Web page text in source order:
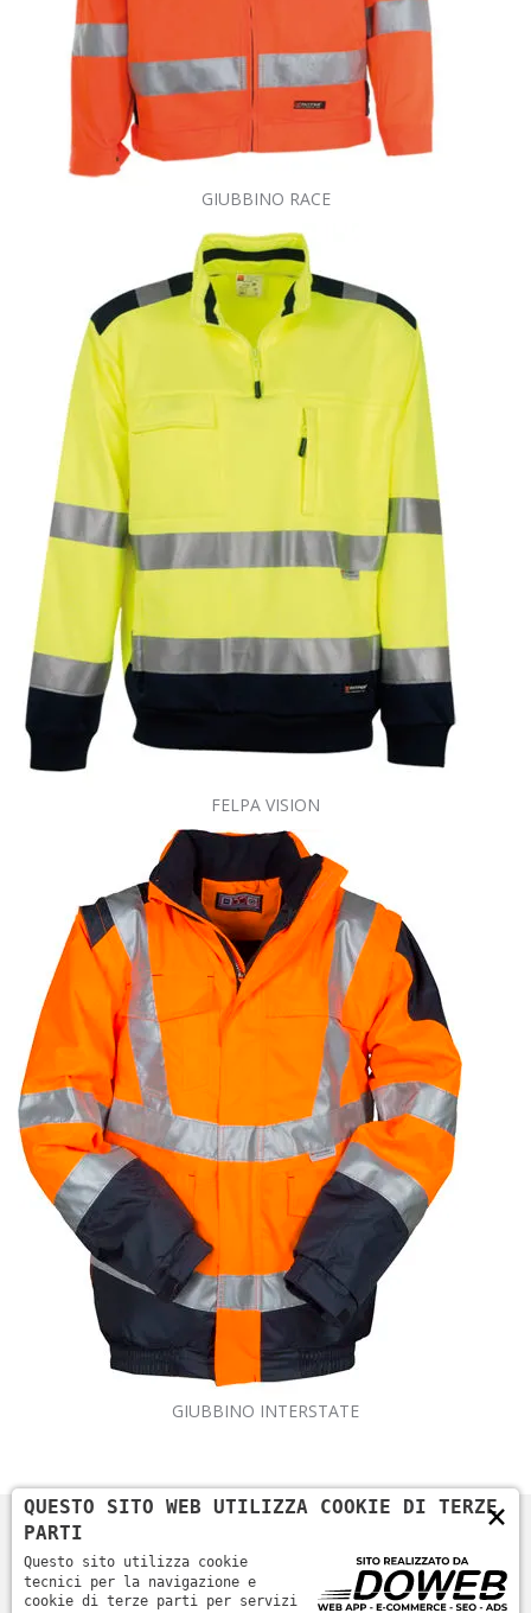
GIUBBINO RACE
FELPA VISION
GIUBBINO INTERSTATE
×
QUESTO SITO WEB UTILIZZA COOKIE DI TERZE
PARTI
Questo sito utilizza cookie
tecnici per la navigazione e
cookie di terze parti per servizi